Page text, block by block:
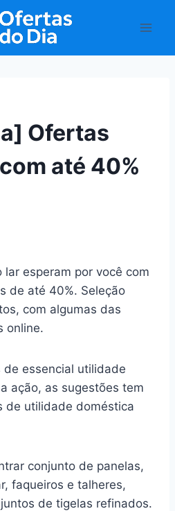
Ofertas
até 40%
esperam por você com
de até 40%. Seleção
com algumas das
online.
de essencial utilidade
ação, as sugestões tem
de utilidade doméstica
conjunto de panelas,
faqueiros e talheres,
de tigelas refinados.